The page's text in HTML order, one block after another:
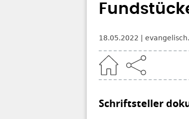
18.05.2022
Schriftsteller